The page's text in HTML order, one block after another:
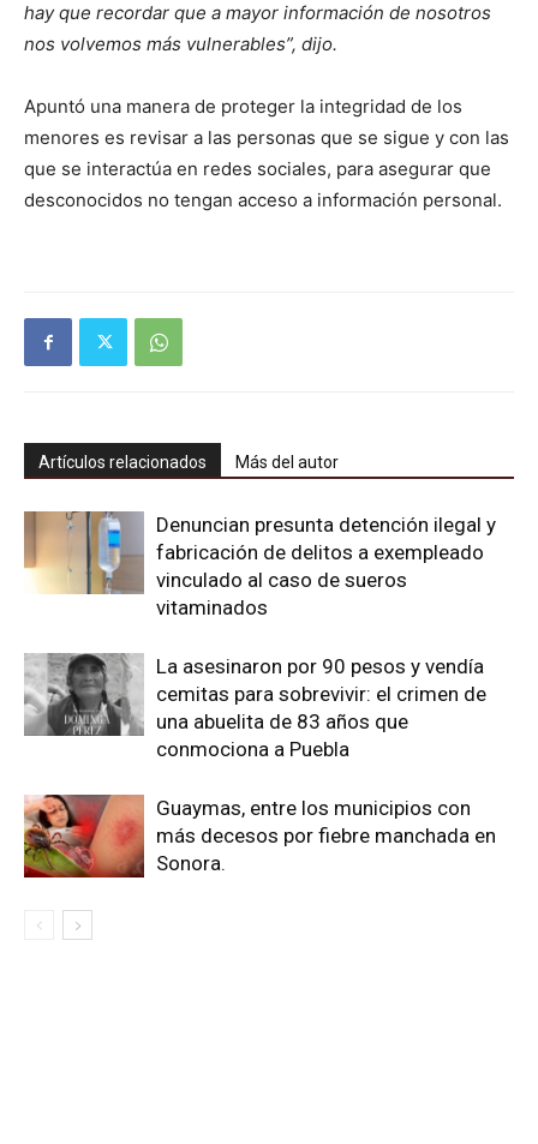
hay que recordar que a mayor información de nosotros
nos volvemos más vulnerables”, dijo.
Apuntó una manera de proteger la integridad de los
menores es revisar a las personas que se sigue y con las
que se interactúa en redes sociales, para asegurar que
desconocidos no tengan acceso a información personal.
Artículos relacionados Más del autor
Denuncian presunta detención ilegal y
fabricación de delitos a exempleado
vinculado al caso de sueros
vitaminados
La asesinaron por 90 pesos y vendía
cemitas para sobrevivir: el crimen de
una abuelita de 83 años que
conmociona a Puebla
Guaymas, entre los municipios con
más decesos por fiebre manchada en
Sonora.